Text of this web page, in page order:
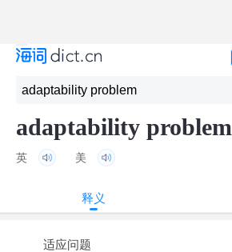
adaptability problem
英 美
释义
适应问题